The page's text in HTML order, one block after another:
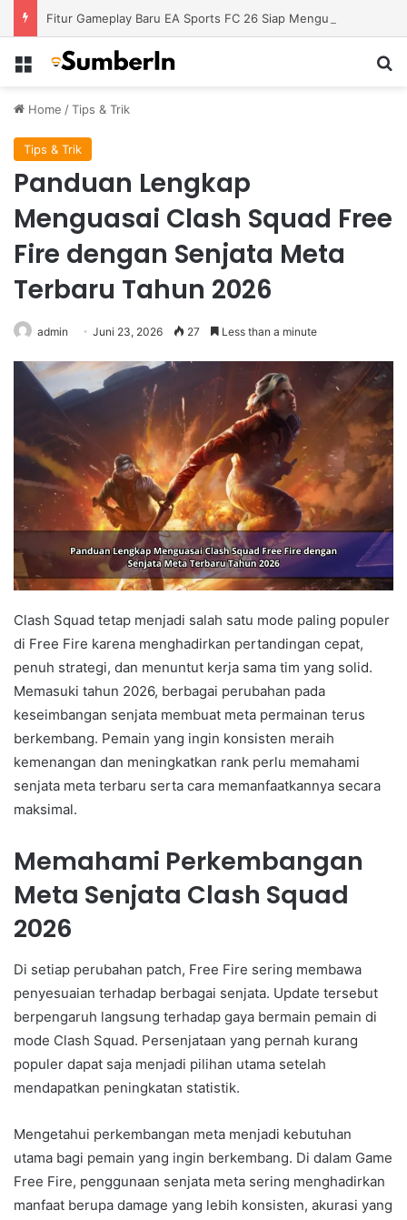
Menu
Home /Tips & Trik
Tips & Trik
Panduan Lengkap
Menguasai Clash Squad Free
Fire dengan Senjata Meta
Terbaru Tahun 2026
admin Juni 23, 2026 27 Less than a minute
Clash Squad tetap menjadi salah satu mode paling populer
di Free Fire karena menghadirkan pertandingan cepat,
penuh strategi, dan menuntut kerja sama tim yang solid.
Memasuki tahun 2026, berbagai perubahan pada
keseimbangan senjata membuat meta permainan terus
berkembang. Pemain yang ingin konsisten meraih
kemenangan dan meningkatkan rank perlu memahami
senjata meta terbaru serta cara memanfaatkannya secara
maksimal.
Memahami Perkembangan
Meta Senjata Clash Squad
2026
Di setiap perubahan patch, Free Fire sering membawa
penyesuaian terhadap berbagai senjata. Update tersebut
berpengaruh langsung terhadap gaya bermain pemain di
mode Clash Squad. Persenjataan yang pernah kurang
populer dapat saja menjadi pilihan utama setelah
mendapatkan peningkatan statistik.
Mengetahui perkembangan meta menjadi kebutuhan
utama bagi pemain yang ingin berkembang. Di dalam Game
Free Fire, penggunaan senjata meta sering menghadirkan
manfaat berupa damage yang lebih konsisten, akurasi yang